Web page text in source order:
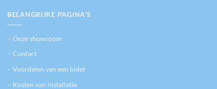
BELANGRIJKE PAGINA’S
– Onze showroom
– Contact
– Voordelen van een bidet
– Kosten van installatie